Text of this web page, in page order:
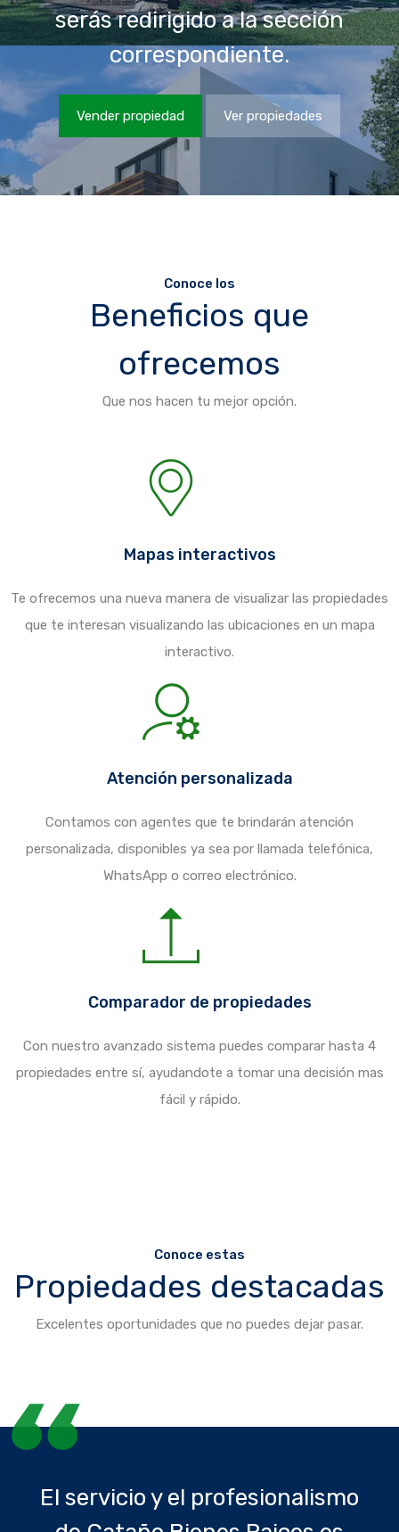
serás redirigido a la sección
correspondiente.
Vender propiedad Ver propiedades
Conoce los
Beneficios que
ofrecemos
Que nos hacen tu mejor opción.
Mapas interactivos
Te ofrecemos una nueva manera de visualizar las propiedades
que te interesan visualizando las ubicaciones en un mapa
interactivo.
Atención personalizada
Contamos con agentes que te brindarán atención
personalizada, disponibles ya sea por llamada telefónica,
WhatsApp o correo electrónico.
Comparador de propiedades
Con nuestro avanzado sistema puedes comparar hasta 4
propiedades entre sí, ayudandote a tomar una decisión mas
fácil y rápido.
Conoce estas
Propiedades destacadas
Excelentes oportunidades que no puedes dejar pasar.
El servicio y el profesionalismo